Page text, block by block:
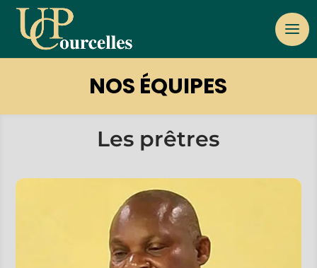
NOS ÉQUIPES
Les prêtres